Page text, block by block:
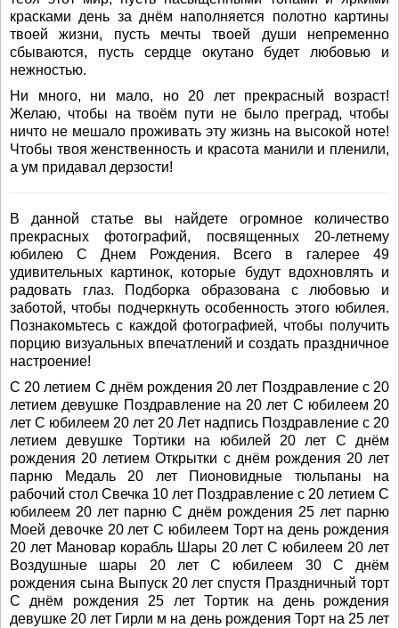
красками день за днём наполняется полотно картины
твоей жизни, пусть мечты твоей души непременно
сбываются, пусть сердце окутано будет любовью и
нежностью.
Ни много, ни мало, но 20 лет прекрасный возраст!
Желаю, чтобы на твоём пути не было преград, чтобы
ничто не мешало проживать эту жизнь на высокой ноте!
Чтобы твоя женственность и красота манили и пленили,
а ум придавал дерзости!
В данной статье вы найдете огромное количество
прекрасных фотографий, посвященных 20-летнему
юбилею С Днем Рождения. Всего в галерее 49
удивительных картинок, которые будут вдохновлять и
радовать глаз. Подборка образована с любовью и
заботой, чтобы подчеркнуть особенность этого юбилея.
Познакомьтесь с каждой фотографией, чтобы получить
порцию визуальных впечатлений и создать праздничное
настроение!
С 20 летием С днём рождения 20 лет Поздравление с 20
летием девушке Поздравление на 20 лет С юбилеем 20
лет С юбилеем 20 лет 20 Лет надпись Поздравление с 20
летием девушке Тортики на юбилей 20 лет С днём
рождения 20 летием Открытки с днём рождения 20 лет
парню Медаль 20 лет Пионовидные тюльпаны на
рабочий стол Свечка 10 лет Поздравление с 20 летием С
юбилеем 20 лет парню С днём рождения 25 лет парню
Моей девочке 20 лет С юбилеем Торт на день рождения
20 лет Мановар корабль Шары 20 лет С юбилеем 20 лет
Воздушные шары 20 лет С юбилеем 30 С днём
рождения сына Выпуск 20 лет спустя Праздничный торт
С днём рождения 25 лет Тортик на день рождения
девушке 20 лет Гирли м на день рождения Торт на 25 лет